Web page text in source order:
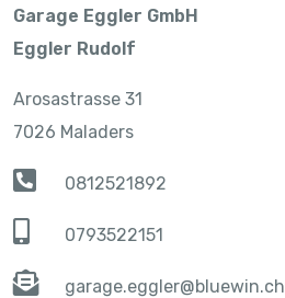
Garage Eggler GmbH
Eggler Rudolf
Arosastrasse 31
7026 Maladers
0812521892
0793522151
garage.eggler@bluewin.ch